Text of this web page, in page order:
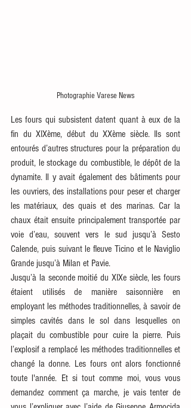
Photographie Varese News
Les fours qui subsistent datent quant à eux de la
fin du XIXème, début du XXème siècle. Ils sont
entourés d’autres structures pour la préparation du
produit, le stockage du combustible, le dépôt de la
dynamite. Il y avait également des bâtiments pour
les ouvriers, des installations pour peser et charger
les matériaux, des quais et des marinas. Car la
chaux était ensuite principalement transportée par
voie d’eau, souvent vers le sud jusqu’à Sesto
Calende, puis suivant le fleuve Ticino et le Naviglio
Grande jusqu’à Milan et Pavie.
Jusqu’à la seconde moitié du XIXe siècle, les fours
étaient utilisés de manière saisonnière en
employant les méthodes traditionnelles, à savoir de
simples cavités dans le sol dans lesquelles on
plaçait du combustible pour cuire la pierre. Puis
l’explosif a remplacé les méthodes traditionnelles et
changé la donne. Les fours ont alors fonctionné
toute l'année. Et si tout comme moi, vous vous
demandez comment ça marche, je vais tenter de